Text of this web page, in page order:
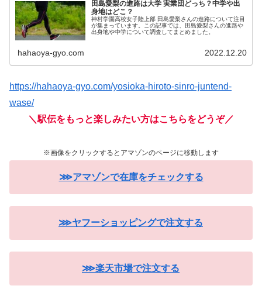
田島愛梨の進路は大学 実業団どっち？中学や出
身地はどこ？
神村学園高校女子陸上部 田島愛梨さんの進路について注目
が集まっています。この記事では、田島愛梨さんの進路や
出身地や中学について調査してまとめました。
hahaoya-gyo.com 2022.12.20
https://hahaoya-gyo.com/yosioka-hiroto-sinro-juntend-
wase/
＼駅伝をもっと楽しみたい方はこちらをどうぞ／
※画像をクリックするとアマゾンのページに移動します
⋙アマゾンで在庫をチェックする
⋙ヤフーショッピングで注文する
⋙楽天市場で注文する